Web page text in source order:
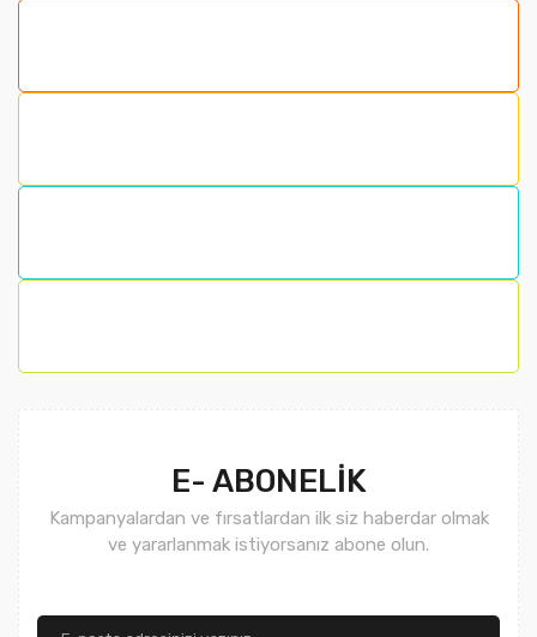
Bu ürüne benzer farklı alternatifler olmalı.
E- ABONELİK
Kampanyalardan ve fırsatlardan ilk siz haberdar olmak
ve yararlanmak istiyorsanız abone olun.